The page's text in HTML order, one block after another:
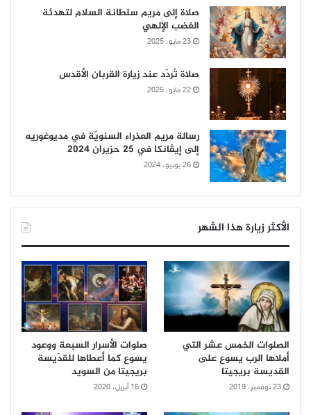
صلاة إلى مريم سلطانة السلام لتهدئة
الغضب الإلهي
23 مايو، 2025
صلاة تُردّد عند زيارة القربان الأقدس
22 مايو، 2025
رسالة مريم العذراء السنويّة في مديوغوريه
إلى إيڤانكا في 25 حزيران 2024
26 يونيو، 2024
الأكثر زيارة هذا الشهر
الصلوات الخمس عشر التي
أملاها الرب يسوع على
القديسة بريجيتا
23 نوفمبر، 2019
صلوات الأسرار السبعة ووعود
يسوع كما أعطاها للقدّيسة
بريجيتا من السويد
16 أبريل، 2020